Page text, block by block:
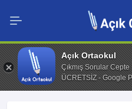
Açık Ortaokul
Çıkmış Sorular Cepte
ÜCRETSİZ - Google